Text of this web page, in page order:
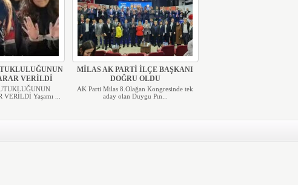
VERİLDİ
Yaşamı ...
MİLAS AK PARTİ İLÇE BAŞKANI
DOĞRU OLDU
AK Parti Milas 8.Olağan Kongresinde tek
aday olan Duygu Pın...